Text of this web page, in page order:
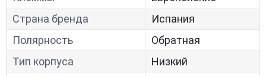
Страна бренда
Испания
Полярность
Обратная
Тип корпуса
Низкий